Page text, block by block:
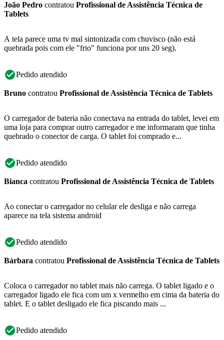
João Pedro contratou Profissional de Assistência Técnica de
Tablets
A tela parece uma tv mal sintonizada com chuvisco (não está
quebrada pois com ele "frio" funciona por uns 20 seg).
Pedido atendido
Bruno contratou Profissional de Assistência Técnica de Tablets
O carregador de bateria não conectava na entrada do tablet, levei em
uma loja para comprar outro carregador e me informaram que tinha
quebrado o conector de carga. O tablet foi comprado e...
Pedido atendido
Bianca contratou Profissional de Assistência Técnica de Tablets
Ao conectar o carregador no celular ele desliga e não carrega
aparece na tela sistema android
Pedido atendido
Bárbara contratou Profissional de Assistência Técnica de Tablets
Coloca o carregador no tablet mais não carrega. O tablet ligado e o
carregador ligado ele fica com um x vermelho em cima da bateria do
tablet. E o tablet desligado ele fica piscando mais ...
Pedido atendido